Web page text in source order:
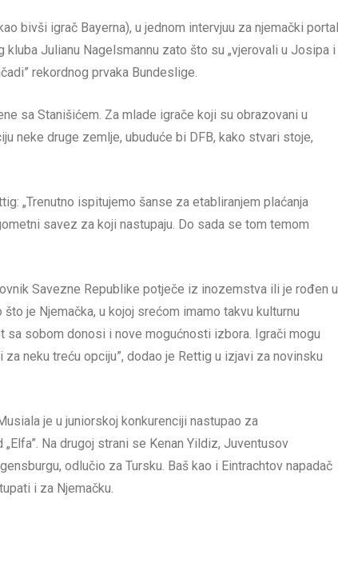
bivši igrač Bayerna), u jednom intervjuu za njemački portal
Julianu Nagelsmannu zato što su „vjerovali u Josipa i
rekordnog prvaka Bundeslige.
sa Stanišićem. Za mlade igrače koji su obrazovani u
neke druge zemlje, ubuduće bi DFB, kako stvari stoje,
„Trenutno ispitujemo šanse za etabliranjem plaćanja
savez za koji nastupaju. Do sada se tom temom
Savezne Republike potječe iz inozemstva ili je rođen u
je Njemačka, u kojoj srećom imamo takvu kulturnu
sobom donosi i nove mogućnosti izbora. Igrači mogu
neku treću opciju”, dodao je Rettig u izjavi za novinsku
je u juniorskoj konkurenciji nastupao za
Na drugoj strani se Kenan Yildiz, Juventusov
odlučio za Tursku. Baš kao i Eintrachtov napadač
i za Njemačku.